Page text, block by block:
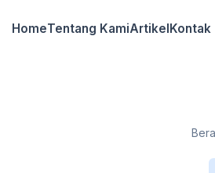
HomeTentang KamiArtikelKontak